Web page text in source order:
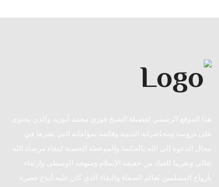
هذا الموقع الرسمي لفضيلة الشيخ فوزي محمد أبوزيد والذي يحتوى
على دروسه ومحاضراته الدينية وقائمة بمؤلفاته التي نشرها في
مجال الدعوة إلى الله بالحكمة والموعظة الحسنة ابتغاء مرضاة الله
تعالى وتقريبا للعباد من حقيقة الإسلام ومنهجه الوسطي وارتقاء
بأرواح المسلمين لعالم الصفاء والنقاء الذي كان عليه أتباع حضرة